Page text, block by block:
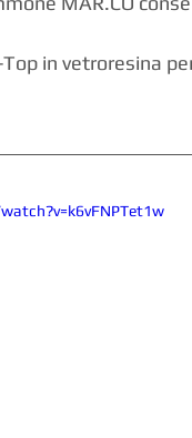
Top in vetroresina